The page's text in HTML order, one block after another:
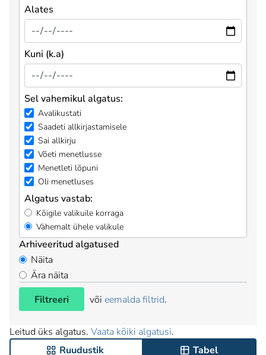
Alates
Kuni (k.a)
Sel vahemikul algatus:
Avalikustati
Saadeti allkirjastamisele
Sai allkirju
Võeti menetlusse
Menetleti lõpuni
Oli menetluses
Algatus vastab:
Kõigile valikuile korraga
Vähemalt ühele valikule
Arhiveeritud algatused
Näita
Ära näita
Filtreeri
või eemalda filtrid.
Leitud üks algatus. Vaata kõiki algatusi.
Ruudustik
Tabel